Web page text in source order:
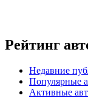
Рейтинг
Недавние
Популярные
Активные